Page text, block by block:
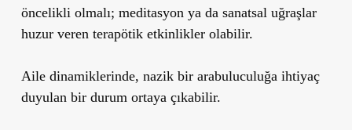
öncelikli olmalı; meditasyon ya da sanatsal uğraşlar
huzur veren terapötik etkinlikler olabilir.
Aile dinamiklerinde, nazik bir arabuluculuğa ihtiyaç
duyulan bir durum ortaya çıkabilir.